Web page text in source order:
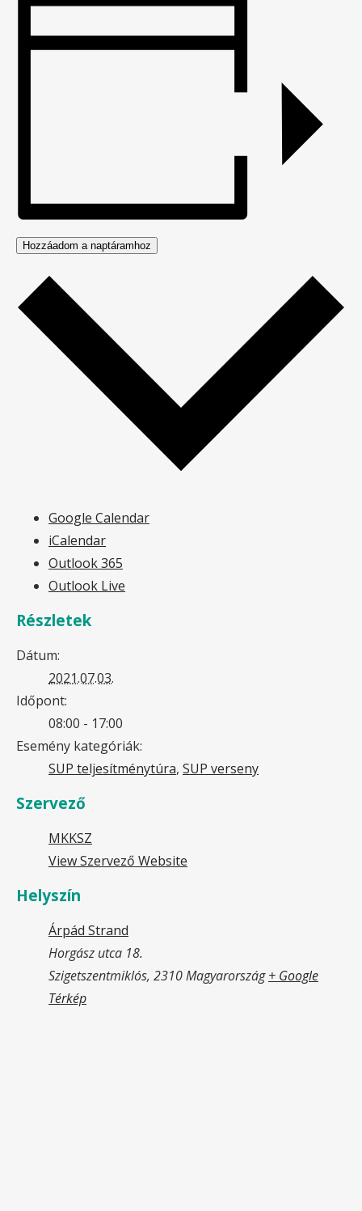
Hozzáadom a naptáramhoz
Google Calendar
iCalendar
Outlook 365
Outlook Live
Részletek
Dátum:
2021.07.03.
Időpont:
08:00 - 17:00
Esemény kategóriák:
SUP teljesítménytúra, SUP verseny
Szervező
MKKSZ
View Szervező Website
Helyszín
Árpád Strand
Horgász utca 18.
Szigetszentmiklós, 2310Magyarország + Google
Térkép